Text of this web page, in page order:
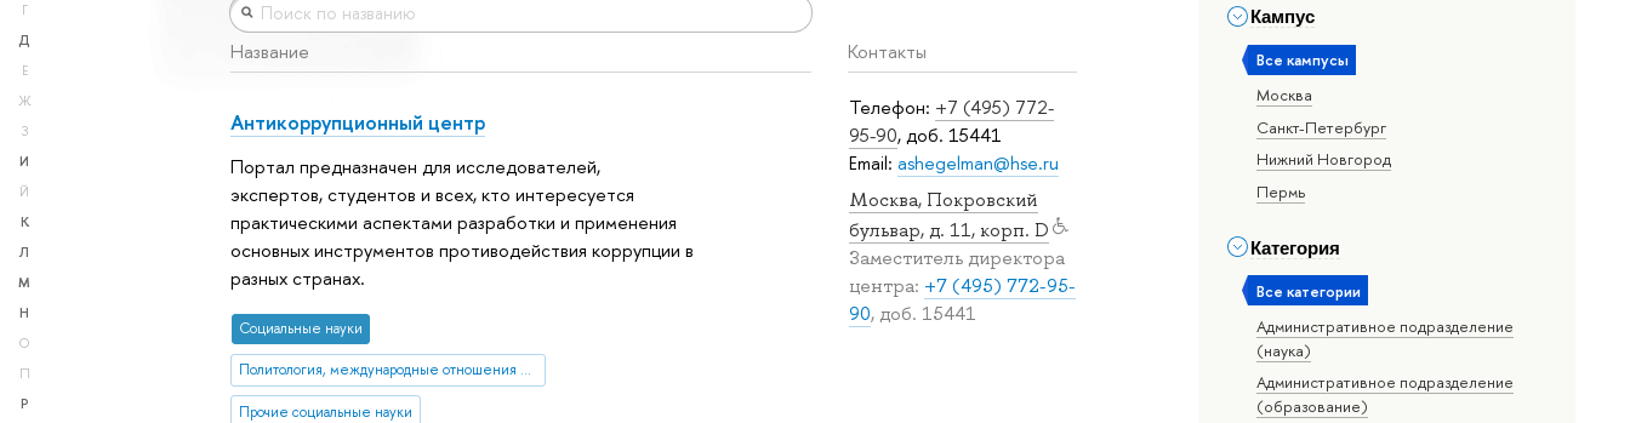
Г
Д
Е
Ж
З
И
Й
К
Л
М
Н
О
П
Р
Кампус
Все кампусы
Москва
Санкт-Петербург
Нижний Новгород
Пермь
Категория
Все категории
Административное подразделение
(наука)
Административное подразделение
(образование)
Название Контакты
Телефон: +7 (495) 772-
95-90, доб. 15441
Email: ashegelman@hse.ru
Москва, Покровский
бульвар, д. 11, корп. D
Заместитель директора
центра: +7 (495) 772-95-
90, доб. 15441
Антикоррупционный центр
Портал предназначен для исследователей,
экспертов, студентов и всех, кто интересуется
практическими аспектами разработки и применения
основных инструментов противодействия коррупции в
разных странах.
Социальные науки
Политология, международные отношения и ГМУ
Прочие социальные науки